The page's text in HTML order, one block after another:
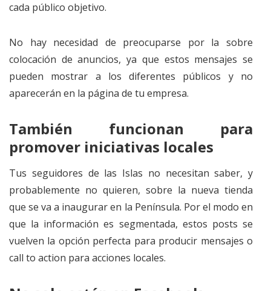
cada público objetivo.
No hay necesidad de preocuparse por la sobre
colocación de anuncios, ya que estos mensajes se
pueden mostrar a los diferentes públicos y no
aparecerán en la página de tu empresa.
También funcionan para
promover iniciativas locales
Tus seguidores de las Islas no necesitan saber, y
probablemente no quieren, sobre la nueva tienda
que se va a inaugurar en la Península. Por el modo en
que la información es segmentada, estos posts se
vuelven la opción perfecta para producir mensajes o
call to action para acciones locales.